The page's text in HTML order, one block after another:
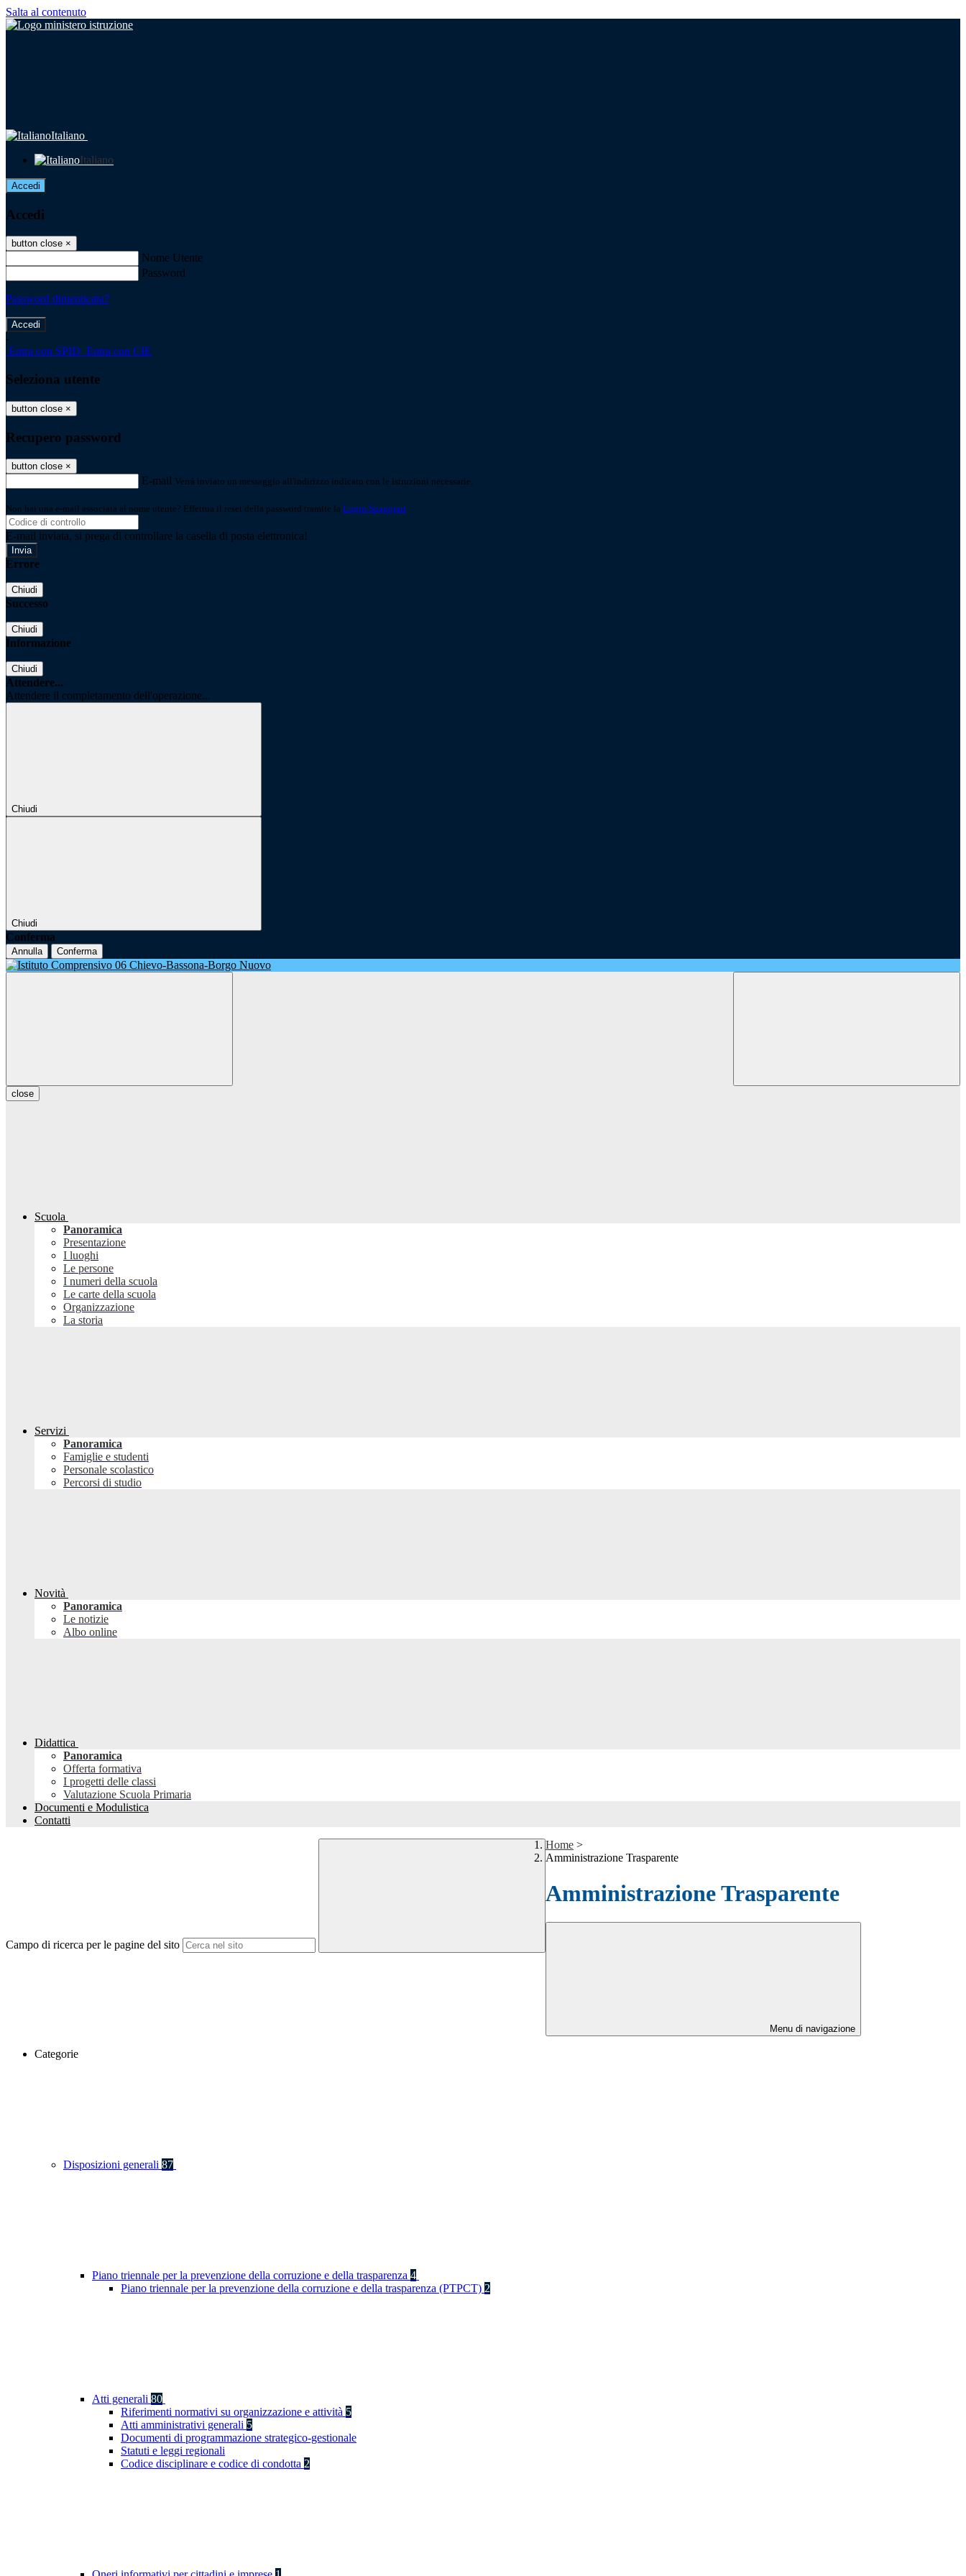
Salta al contenuto
Italiano
Italiano
Accedi
Accedi
button close ×
Nome Utente
Password
Password dimenticata?
-
Entra con SPID Entra con CIE
Seleziona utente
button close ×
Recupero password
button close ×
E-mail Verrà inviato un messaggio all'indirizzo indicato con le istruzioni necessarie.
Non hai una e-mail associata al nome utente? Effettua il reset della password tramite la Login Spaggiari
E-mail inviata, si prega di controllare la casella di posta elettronica!
Errore
Chiudi
Successo
Chiudi
Informazione
Chiudi
Attendere...
Attendere il completamento dell'operazione...
Chiudi
Chiudi
Conferma
Annulla Conferma
close
Scuola
Panoramica
Presentazione
I luoghi
Le persone
I numeri della scuola
Le carte della scuola
Organizzazione
La storia
Servizi
Panoramica
Famiglie e studenti
Personale scolastico
Percorsi di studio
Novità
Panoramica
Le notizie
Albo online
Didattica
Panoramica
Offerta formativa
I progetti delle classi
Valutazione Scuola Primaria
Documenti e Modulistica
Contatti
Campo di ricerca per le pagine del sito
Home >
Amministrazione Trasparente
Amministrazione Trasparente
Menu di navigazione
Categorie
Disposizioni generali 87
Piano triennale per la prevenzione della corruzione e della trasparenza 4
Piano triennale per la prevenzione della corruzione e della trasparenza (PTPCT) 2
Atti generali 80
Riferimenti normativi su organizzazione e attività 5
Atti amministrativi generali 5
Documenti di programmazione strategico-gestionale
Statuti e leggi regionali
Codice disciplinare e codice di condotta 2